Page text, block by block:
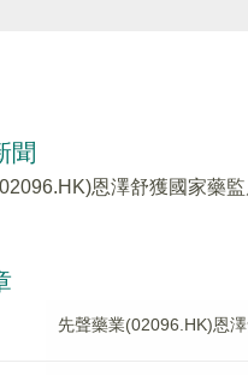
聞
恩澤舒獲國家藥
先聲藥業(02096.HK)恩